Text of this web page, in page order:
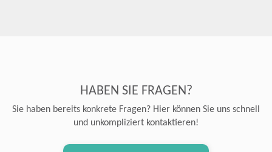
HABEN SIE FRAGEN?
Sie haben bereits konkrete Fragen? Hier können Sie uns schnell
und unkompliziert kontaktieren!